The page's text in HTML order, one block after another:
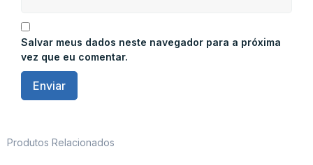
Salvar meus dados neste navegador para a próxima
vez que eu comentar.
Produtos Relacionados